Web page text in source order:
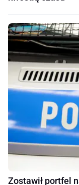
Zostawił portfel